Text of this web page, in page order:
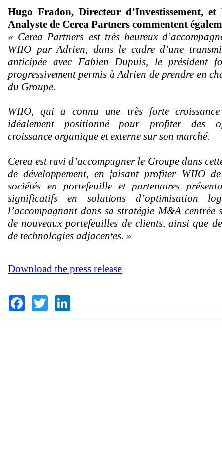
Hugo Fradon, Directeur d’Investissement,
Analyste de Cerea Partners commentent
« Cerea Partners est très heureux
WIIO par Adrien, dans le cadre d’une
anticipée avec Fabien Dupuis, le président
progressivement permis à Adrien de prendre en
du Groupe.
WIIO, qui a connu une très forte
idéalement positionné pour profiter des
croissance organique et externe sur son marché.
Cerea est ravi d’accompagner le Groupe dans
de développement, en faisant profiter WIIO
sociétés en portefeuille et partenaires
significatifs en solutions d’optimisation
l’accompagnant dans sa stratégie M&A centrée
de nouveaux portefeuilles de clients, ainsi que
de technologies adjacentes. »
Download the press release
FacebookTwitter